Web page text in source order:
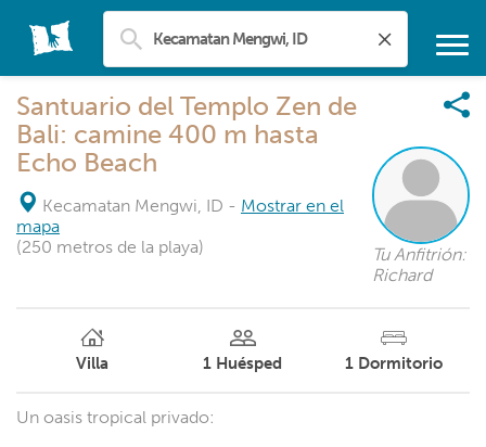
Santuario del Templo Zen de
Bali: camine 400 m hasta
Echo Beach
Kecamatan Mengwi, ID - Mostrar en el
mapa
(250 metros de la playa)
Tu Anfitrión:
Richard
Villa 1 Huésped 1 Dormitorio
Un oasis tropical privado: